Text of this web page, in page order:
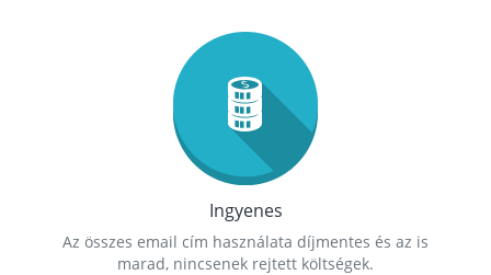
Ingyenes
Az összes email cím használata díjmentes és az is
marad, nincsenek rejtett költségek.